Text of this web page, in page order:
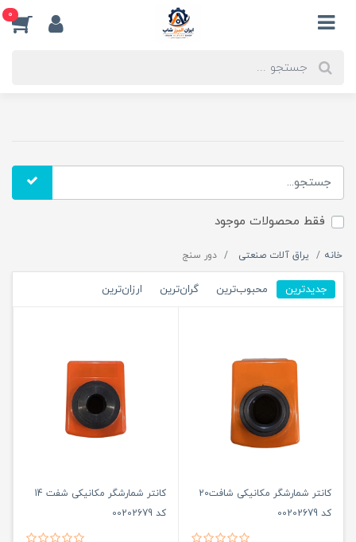
0
فقط محصولات موجود
خانه یراق آلات صنعتی دور سنج
جدیدترین محبوب‌ترین گران‌ترین ارزان‌ترین
کانتر شمارشگر مکانیکی شافت20
کد 00202679
کانتر شمارشگر مکانیکی شفت 14
کد 00202679